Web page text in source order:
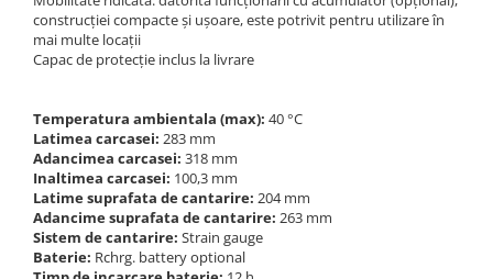
construcției compacte și ușoare, este potrivit pentru utilizare în
mai multe locații
Capac de protecție inclus la livrare
Temperatura ambientala (max): 40 °C
Latimea carcasei: 283 mm
Adancimea carcasei: 318 mm
Inaltimea carcasei: 100,3 mm
Latime suprafata de cantarire: 204 mm
Adancime suprafata de cantarire: 263 mm
Sistem de cantarire: Strain gauge
Baterie: Rchrg. battery optional